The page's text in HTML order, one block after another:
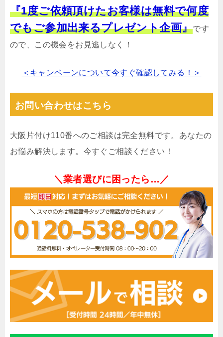
『1度ご依頼頂けたお客様は無料で何度
でもご参加出来るプレゼント企画』です
ので、この機会をお見逃しなく！
＜キャンペーンについて今すぐ確認してみる！＞
お問い合わせはこちら
大阪片付け110番へのご相談は完全無料です。あなたの
お悩み解決します。今すぐご相談ください！
＼業者選びに困ったら…／